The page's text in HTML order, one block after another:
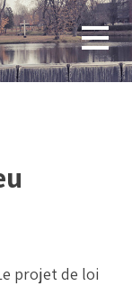
projet de loi